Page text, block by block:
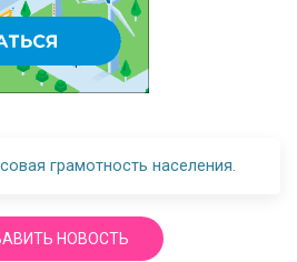
грамотность населения.
НОВОСТЬ